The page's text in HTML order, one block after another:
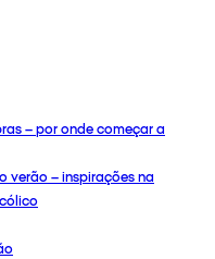
– por onde começar a
verão – inspirações na